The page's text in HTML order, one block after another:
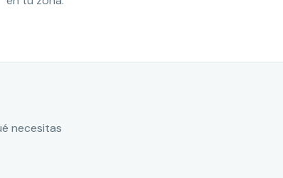
necesitas